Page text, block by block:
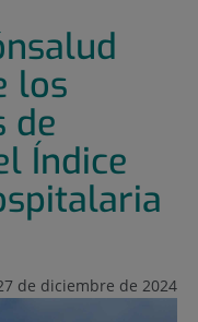
los
de
Índice
de diciembre de 2024